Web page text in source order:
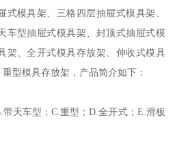
式模具架、三格四层抽屉式模具架、
车型抽屉式模具架、封顶式抽屉式模
架、全开式模具存放架、伸收式模具
型模具存放架，产品简介如下：
天车型；C.重型；D.全开式；E.滑板